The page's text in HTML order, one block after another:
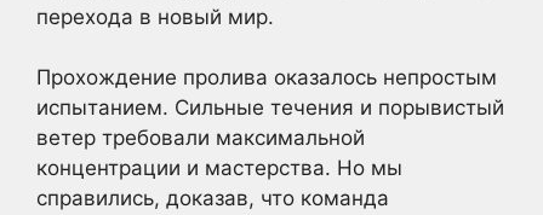
перехода в новый мир.
Прохождение пролива оказалось непростым
испытанием. Сильные течения и порывистый
ветер требовали максимальной
концентрации и мастерства. Но мы
справились, доказав, что команда